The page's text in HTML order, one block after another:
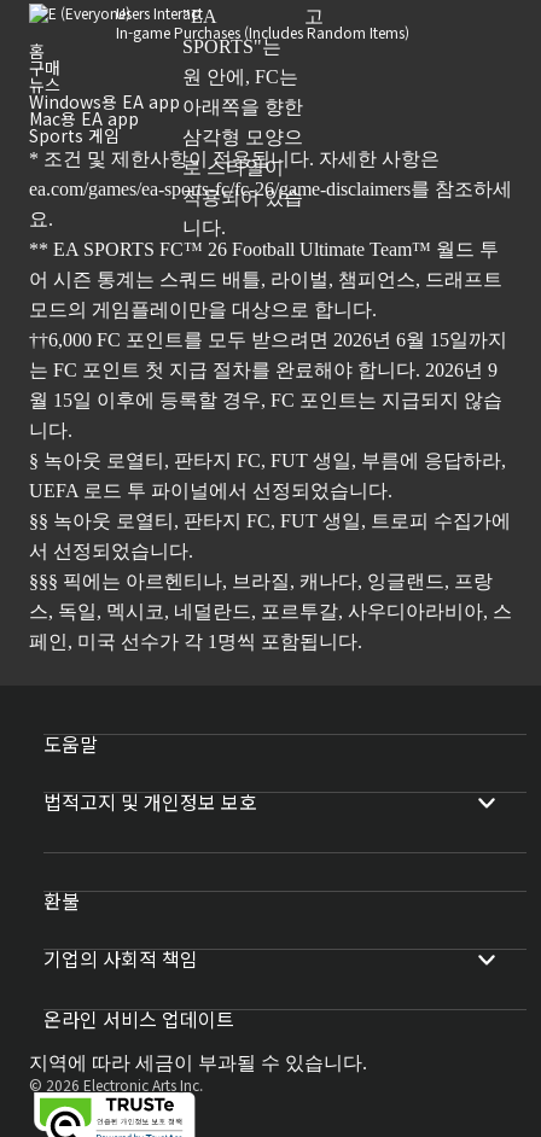
Users Interact
In-game Purchases (Includes Random Items)
홈
구매
뉴스
Windows용 EA app
Mac용 EA app
Sports 게임
* 조건 및 제한사항이 적용됩니다. 자세한 사항은
ea.com/games/ea-sports-fc/fc-26/game-disclaimers를 참조하세
요.
** EA SPORTS FC™ 26 Football Ultimate Team™ 월드 투
어 시즌 통계는 스쿼드 배틀, 라이벌, 챔피언스, 드래프트
모드의 게임플레이만을 대상으로 합니다.
††6,000 FC 포인트를 모두 받으려면 2026년 6월 15일까지
는 FC 포인트 첫 지급 절차를 완료해야 합니다. 2026년 9
월 15일 이후에 등록할 경우, FC 포인트는 지급되지 않습
니다.
§ 녹아웃 로열티, 판타지 FC, FUT 생일, 부름에 응답하라,
UEFA 로드 투 파이널에서 선정되었습니다.
§§ 녹아웃 로열티, 판타지 FC, FUT 생일, 트로피 수집가에
서 선정되었습니다.
§§§ 픽에는 아르헨티나, 브라질, 캐나다, 잉글랜드, 프랑
스, 독일, 멕시코, 네덜란드, 포르투갈, 사우디아라비아, 스
페인, 미국 선수가 각 1명씩 포함됩니다.
도움말
법적고지 및 개인정보 보호
환불
기업의 사회적 책임
온라인 서비스 업데이트
지역에 따라 세금이 부과될 수 있습니다.
© 2026 Electronic Arts Inc.